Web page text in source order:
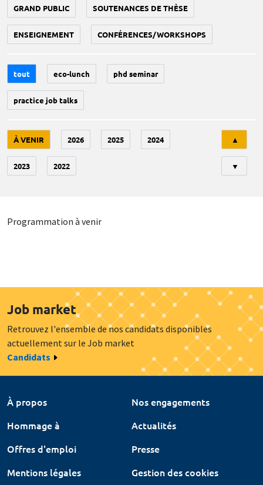
GRAND PUBLIC SOUTENANCES DE THÈSE
ENSEIGNEMENT CONFÉRENCES/WORKSHOPS
tout eco-lunch phd seminar
practice job talks
À VENIR 2026 2025 2024
2023 2022
▲
▼
Programmation à venir
Job market
Retrouvez l'ensemble de nos candidats disponibles
actuellement sur le Job market
Candidats
À propos
Nos engagements
Hommage à
Actualités
Offres d'emploi
Presse
Mentions légales
Gestion des cookies